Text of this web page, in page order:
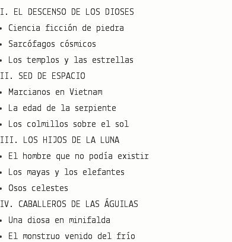
I. EL DESCENSO DE LOS DIOSES
Ciencia ficción de piedra
Sarcófagos cósmicos
Los templos y las estrellas
II. SED DE ESPACIO
Marcianos en Vietnam
La edad de la serpiente
Los colmillos sobre el sol
III. LOS HIJOS DE LA LUNA
El hombre que no podía existir
Los mayas y los elefantes
Osos celestes
IV. CABALLEROS DE LAS ÁGUILAS
Una diosa en minifalda
El monstruo venido del frío